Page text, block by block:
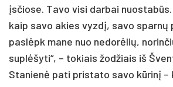
įsčiose. Tavo visi darbai
kaip savo akies vyzdį, savo sparnų
paslėpk mane nuo nedorėlių,
suplėšyti“, – tokiais žodžiais iš
Stanienė pati pristato savo kūrinį –